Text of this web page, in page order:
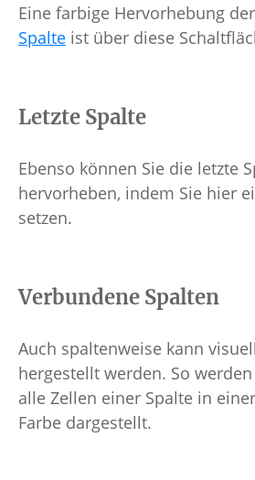
Eine farbige Hervorhebung
Spalte ist über diese
Letzte Spalte
Ebenso können Sie die letzte
hervorheben, indem Sie hier
setzen.
Verbundene Spalten
Auch spaltenweise kann
hergestellt werden. So
alle Zellen einer Spalte in
Farbe dargestellt.